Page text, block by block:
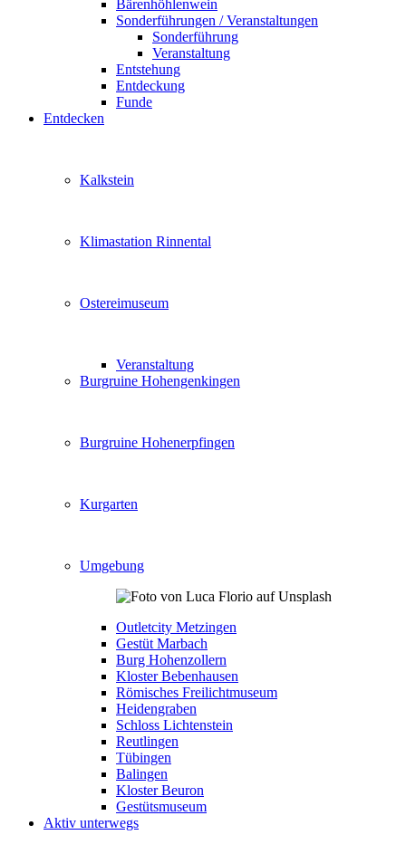
Bärenhöhlenwein
Sonderführungen / Veranstaltungen
Sonderführung
Veranstaltung
Entstehung
Entdeckung
Funde
Entdecken
Kalkstein
Klimastation Rinnental
Ostereimuseum
Veranstaltung
Burgruine Hohengenkingen
Burgruine Hohenerpfingen
Kurgarten
Umgebung
Outletcity Metzingen
Gestüt Marbach
Burg Hohenzollern
Kloster Bebenhausen
Römisches Freilichtmuseum
Heidengraben
Schloss Lichtenstein
Reutlingen
Tübingen
Balingen
Kloster Beuron
Gestütsmuseum
Aktiv unterwegs